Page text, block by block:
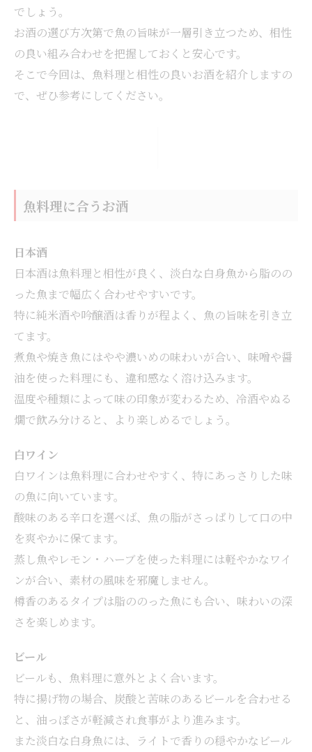
でしょう。
お酒の選び方次第で魚の旨味が一層引き立つため、相性
の良い組み合わせを把握しておくと安心です。
そこで今回は、魚料理と相性の良いお酒を紹介しますの
で、ぜひ参考にしてください。
魚料理に合うお酒
日本酒
日本酒は魚料理と相性が良く、淡白な白身魚から脂のの
った魚まで幅広く合わせやすいです。
特に純米酒や吟醸酒は香りが程よく、魚の旨味を引き立
てます。
煮魚や焼き魚にはやや濃いめの味わいが合い、味噌や醤
油を使った料理にも、違和感なく溶け込みます。
温度や種類によって味の印象が変わるため、冷酒やぬる
燗で飲み分けると、より楽しめるでしょう。
白ワイン
白ワインは魚料理に合わせやすく、特にあっさりした味
の魚に向いています。
酸味のある辛口を選べば、魚の脂がさっぱりして口の中
を爽やかに保てます。
蒸し魚やレモン・ハーブを使った料理には軽やかなワイ
ンが合い、素材の風味を邪魔しません。
樽香のあるタイプは脂ののった魚にも合い、味わいの深
さを楽しめます。
ビール
ビールも、魚料理に意外とよく合います。
特に揚げ物の場合、炭酸と苦味のあるビールを合わせる
と、油っぽさが軽減され食事がより進みます。
また淡白な白身魚には、ライトで香りの穏やかなビール